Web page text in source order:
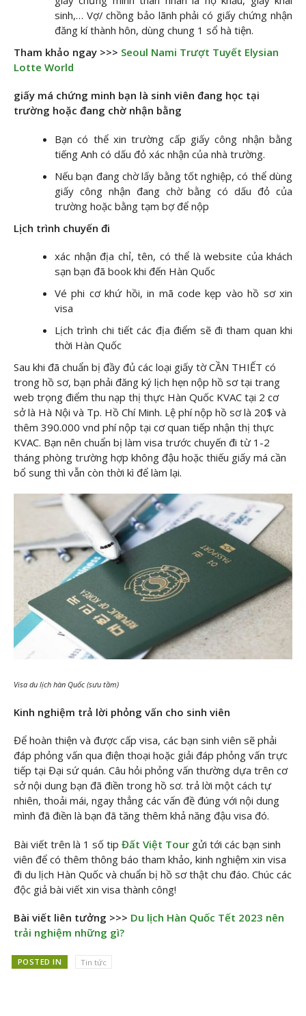
sinh,… Vợ/ chồng bảo lãnh phải có giấy chứng nhận
đăng kí thành hôn, dùng chung 1 sổ hà tiện.
Tham khảo ngay >>> Seoul Nami Trượt Tuyết Elysian
Lotte World
giấy má chứng minh bạn là sinh viên đang học tại
trường hoặc đang chờ nhận bằng
Bạn có thể xin trường cấp giấy công nhận bằng
tiếng Anh có dấu đỏ xác nhận của nhà trường.
Nếu bạn đang chờ lấy bằng tốt nghiệp, có thể dùng
giấy công nhận đang chờ bằng có dấu đỏ của
trường hoặc bằng tạm bợ để nộp
Lịch trình chuyến đi
xác nhận địa chỉ, tên, có thể là website của khách
sạn bạn đã book khi đến Hàn Quốc
Vé phi cơ khứ hồi, in mã code kẹp vào hồ sơ xin
visa
Lịch trình chi tiết các địa điểm sẽ đi tham quan khi
thời Hàn Quốc
Sau khi đã chuẩn bị đầy đủ các loại giấy tờ CẦN THIẾT có
trong hồ sơ, bạn phải đăng ký lịch hẹn nộp hồ sơ tại trang
web trọng điểm thu nạp thị thực Hàn Quốc KVAC tại 2 cơ
sở là Hà Nội và Tp. Hồ Chí Minh. Lệ phí nộp hồ sơ là 20$ và
thêm 390.000 vnd phí nộp tại cơ quan tiếp nhận thị thực
KVAC. Bạn nên chuẩn bị làm visa trước chuyến đi từ 1-2
tháng phòng trường hợp không đậu hoặc thiếu giấy má cần
bổ sung thì vẫn còn thời kì để làm lại.
Visa du lịch hàn Quốc (sưu tầm)
Kinh nghiệm trả lời phỏng vấn cho sinh viên
Để hoàn thiện và được cấp visa, các bạn sinh viên sẽ phải
đáp phỏng vấn qua điện thoại hoặc giải đáp phỏng vấn trực
tiếp tại Đại sứ quán. Câu hỏi phỏng vấn thường dựa trên cơ
sở nội dung bạn đã điền trong hồ sơ. trả lời một cách tự
nhiên, thoải mái, ngay thẳng các vấn đề đúng với nội dung
mình đã điền là bạn đã tăng thêm khả năng đậu visa đó.
Bài viết trên là 1 số tip Đất Việt Tour gửi tới các bạn sinh
viên để có thêm thông báo tham khảo, kinh nghiệm xin visa
đi du lịch Hàn Quốc và chuẩn bị hồ sơ thật chu đáo. Chúc các
độc giả bài viết xin visa thành công!
Bài viết liên tưởng >>> Du lịch Hàn Quốc Tết 2023 nên
trải nghiệm những gì?
POSTED IN Tin tức